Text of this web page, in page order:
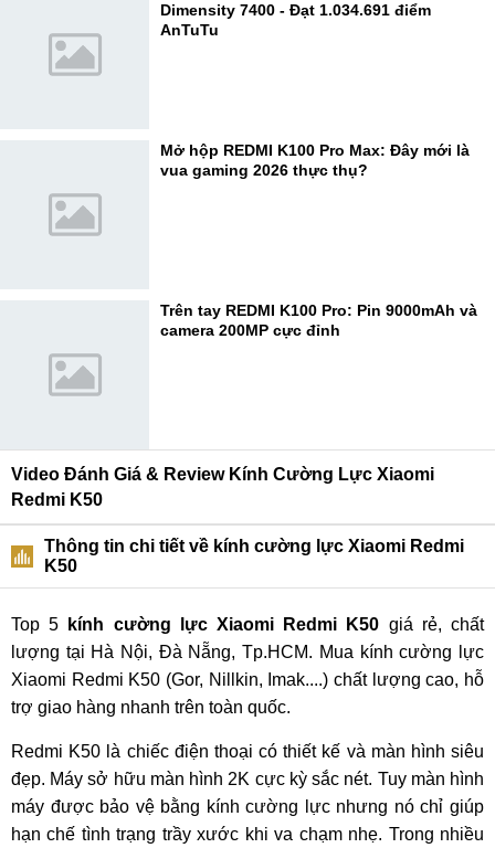
Dimensity 7400 - Đạt 1.034.691 điểm
AnTuTu
Mở hộp REDMI K100 Pro Max: Đây mới là
vua gaming 2026 thực thụ?
Trên tay REDMI K100 Pro: Pin 9000mAh và
camera 200MP cực đỉnh
Video Đánh Giá & Review Kính Cường Lực Xiaomi
Redmi K50
Thông tin chi tiết về kính cường lực Xiaomi Redmi
K50
Top 5 kính cường lực Xiaomi Redmi K50 giá rẻ, chất
lượng tại Hà Nội, Đà Nẵng, Tp.HCM. Mua kính cường lực
Xiaomi Redmi K50 (Gor, Nillkin, Imak....) chất lượng cao, hỗ
trợ giao hàng nhanh trên toàn quốc.
Redmi K50 là chiếc điện thoại có thiết kế và màn hình siêu
đẹp. Máy sở hữu màn hình 2K cực kỳ sắc nét. Tuy màn hình
máy được bảo vệ bằng kính cường lực nhưng nó chỉ giúp
hạn chế tình trạng trầy xước khi va chạm nhẹ. Trong nhiều